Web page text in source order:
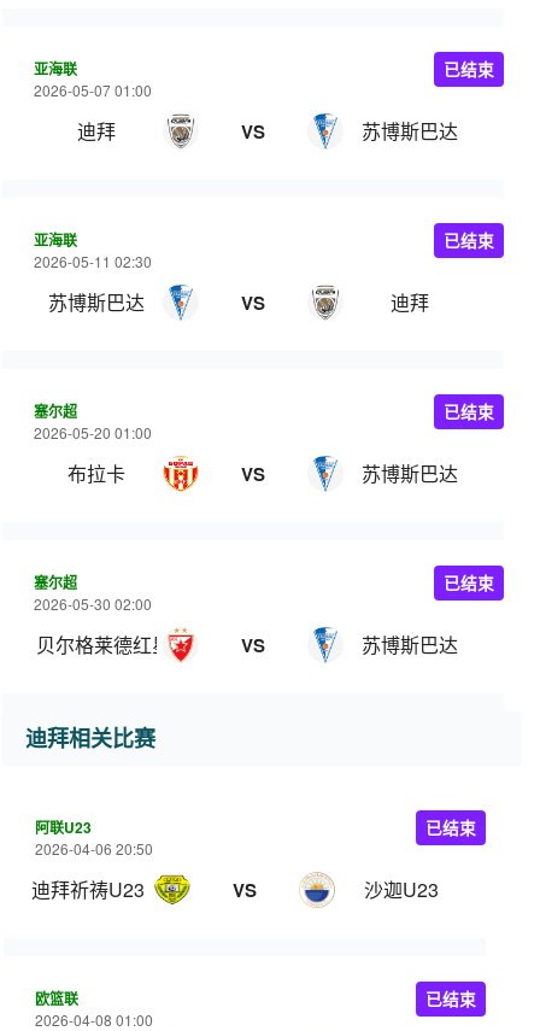
亚海联
2026-05-07 01:00
迪拜 VS 苏博斯巴达
已结束
亚海联
2026-05-11 02:30
苏博斯巴达 VS 迪拜
已结束
塞尔超
2026-05-20 01:00
布拉卡 VS 苏博斯巴达
已结束
塞尔超
2026-05-30 02:00
贝尔格莱德红星 VS 苏博斯巴达
已结束
迪拜相关比赛
阿联U23
2026-04-06 20:50
迪拜祈祷U23 VS 沙迦U23
已结束
欧篮联
2026-04-08 01:00
已结束